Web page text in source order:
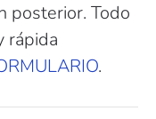
posterior. Todo
rápida
.